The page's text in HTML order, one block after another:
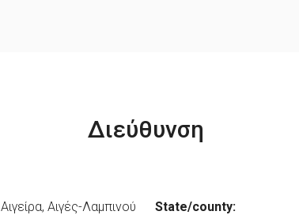
Διεύθυνση
Αιγείρα, Αιγές-Λαμπινού State/county: